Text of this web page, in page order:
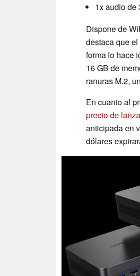
1x audio de
Dispone de
destaca que
forma lo hace
16 GB de
ranuras M.2,
En cuanto al
precio de
anticipada en
dólares